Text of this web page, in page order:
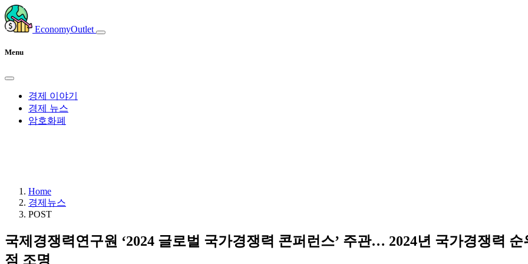
EconomyOutlet
Menu
경제 이야기
경제 뉴스
암호화폐
Home
경제뉴스
POST
국제경쟁력연구원 ‘2024 글로벌 국가경쟁력 콘퍼런스’ 주관… 2024년 국가경쟁력 순
점 조명